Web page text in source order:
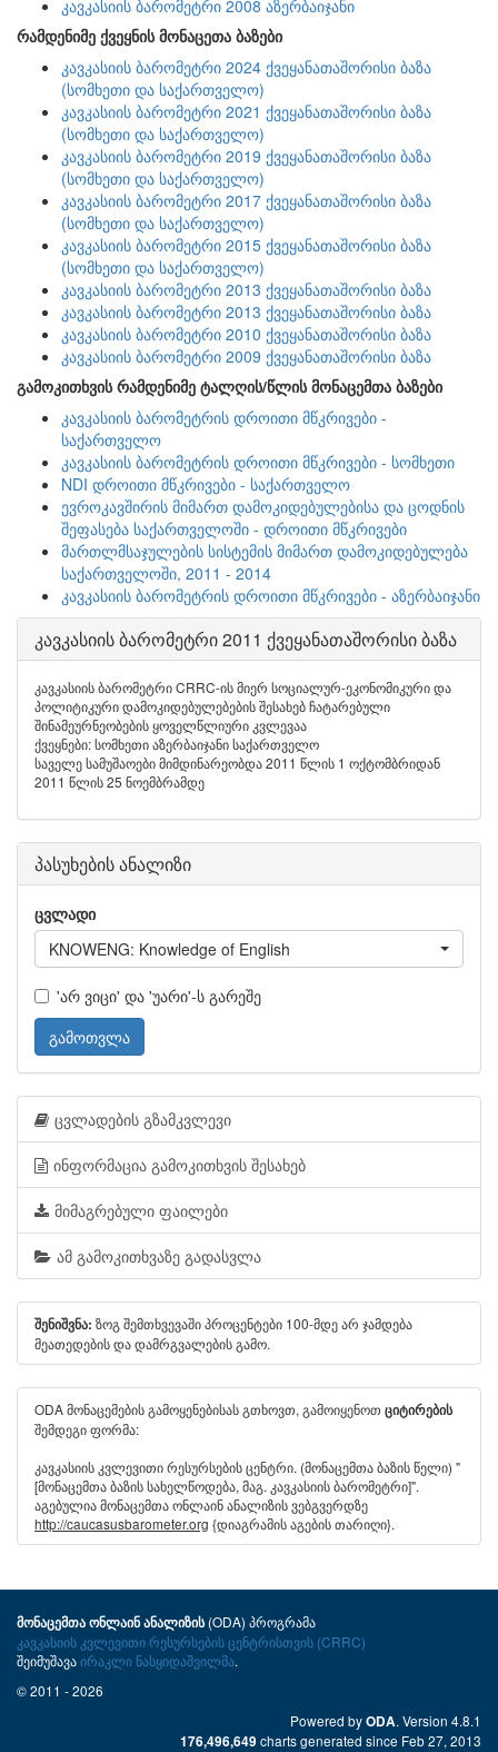
კავკასიის ბარომეტრი 2008 აზერბაიჯანი
რამდენიმე ქვეყნის მონაცეთა ბაზები
კავკასიის ბარომეტრი 2024 ქვეყანათაშორისი ბაზა
(სომხეთი და საქართველო)
კავკასიის ბარომეტრი 2021 ქვეყანათაშორისი ბაზა
(სომხეთი და საქართველო)
კავკასიის ბარომეტრი 2019 ქვეყანათაშორისი ბაზა
(სომხეთი და საქართველო)
კავკასიის ბარომეტრი 2017 ქვეყანათაშორისი ბაზა
(სომხეთი და საქართველო)
კავკასიის ბარომეტრი 2015 ქვეყანათაშორისი ბაზა
(სომხეთი და საქართველო)
კავკასიის ბარომეტრი 2013 ქვეყანათაშორისი ბაზა
კავკასიის ბარომეტრი 2013 ქვეყანათაშორისი ბაზა
კავკასიის ბარომეტრი 2010 ქვეყანათაშორისი ბაზა
კავკასიის ბარომეტრი 2009 ქვეყანათაშორისი ბაზა
გამოკითხვის რამდენიმე ტალღის/წლის მონაცემთა ბაზები
კავკასიის ბარომეტრის დროითი მწკრივები -
საქართველო
კავკასიის ბარომეტრის დროითი მწკრივები - სომხეთი
NDI დროითი მწკრივები - საქართველო
ევროკავშირის მიმართ დამოკიდებულებისა და ცოდნის
შეფასება საქართველოში - დროითი მწკრივები
მართლმსაჯულების სისტემის მიმართ დამოკიდებულება
საქართველოში, 2011 - 2014
კავკასიის ბარომეტრის დროითი მწკრივები - აზერბაიჯანი
კავკასიის ბარომეტრი 2011 ქვეყანათაშორისი ბაზა
კავკასიის ბარომეტრი CRRC-ის მიერ სოციალურ-ეკონომიკური და
პოლიტიკური დამოკიდებულებების შესახებ ჩატარებული
შინამეურნეობების ყოველწლიური კვლევაა
ქვეყნები: სომხეთი აზერბაიჯანი საქართველო
საველე სამუშაოები მიმდინარეობდა 2011 წლის 1 ოქტომბრიდან
2011 წლის 25 ნოემბრამდე
პასუხების ანალიზი
ცვლადი
KNOWENG: Knowledge of English
'არ ვიცი' და 'უარი'-ს გარეშე
გამოთვლა
ცვლადების გზამკვლევი
ინფორმაცია გამოკითხვის შესახებ
მიმაგრებული ფაილები
ამ გამოკითხვაზე გადასვლა
შენიშვნა: ზოგ შემთხვევაში პროცენტები 100-მდე არ ჯამდება
მეათედების და დამრგვალების გამო.
ODA მონაცემების გამოყენებისას გთხოვთ, გამოიყენოთ ციტირების
შემდეგი ფორმა:
კავკასიის კვლევითი რესურსების ცენტრი. (მონაცემთა ბაზის წელი) "
[მონაცემთა ბაზის სახელწოდება, მაგ. კავკასიის ბარომეტრი]".
აგებულია მონაცემთა ონლაინ ანალიზის ვებგვერდზე
http://caucasusbarometer.org {დიაგრამის აგების თარიღი}.
მონაცემთა ონლაინ ანალიზის(ODA) პროგრამა
კავკასიის კვლევითი რესურსების ცენტრისთვის (CRRC)
შეიმუშავაირაკლი ნასყიდაშვილმა.
© 2011 - 2026
Powered byODA. Version 4.8.1
176,496,649charts generated since Feb 27, 2013